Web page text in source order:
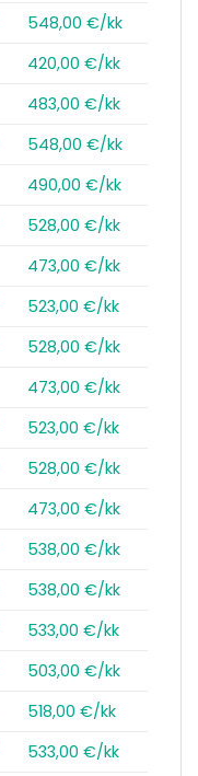
548,00 €/kk
420,00 €/kk
483,00 €/kk
548,00 €/kk
490,00 €/kk
528,00 €/kk
473,00 €/kk
523,00 €/kk
528,00 €/kk
473,00 €/kk
523,00 €/kk
528,00 €/kk
473,00 €/kk
538,00 €/kk
538,00 €/kk
533,00 €/kk
503,00 €/kk
518,00 €/kk
533,00 €/kk